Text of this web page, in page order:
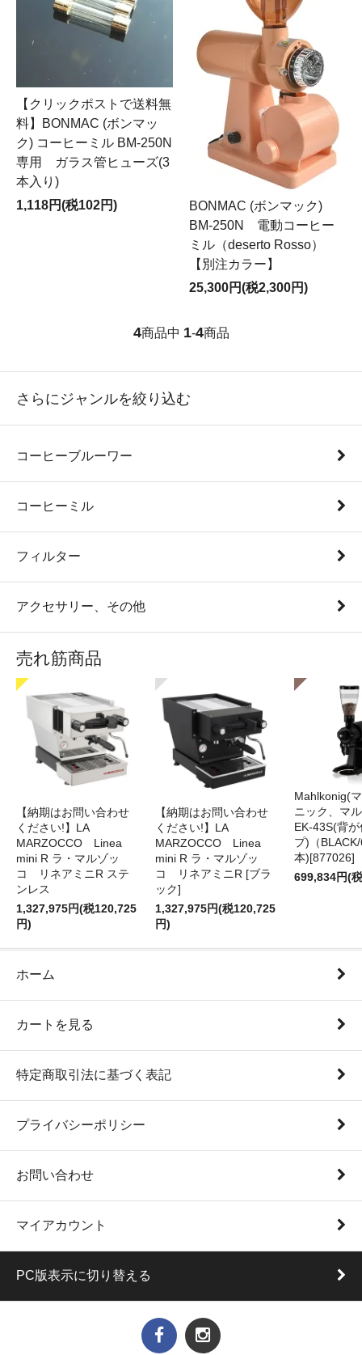
【クリックポストで送料無
料】BONMAC (ボンマッ
ク) コーヒーミル BM-250N
専用 ガラス管ヒューズ(3
本入り)
1,118円(税102円)
BONMAC (ボンマック)
BM-250N 電動コーヒー
ミル（deserto Rosso）
【別注カラー】
25,300円(税2,300円)
4商品中 1-4商品
さらにジャンルを絞り込む
コーヒーブルーワー
コーヒーミル
フィルター
アクセサリー、その他
売れ筋商品
【納期はお問い合わせ
ください!】LA
MARZOCCO Linea
mini R ラ・マルゾッ
コ リネアミニR ステ
ンレス
1,327,975円(税120,725
円)
【納期はお問い合わせ
ください!】LA
MARZOCCO Linea
mini R ラ・マルゾッ
コ リネアミニR [ブラ
ック]
1,327,975円(税120,725
円)
Mahlkonig(
ニック、マ
EK-43S(背
プ)（
本)[877026]
699,834円(
ホーム
カートを見る
特定商取引法に基づく表記
プライバシーポリシー
お問い合わせ
マイアカウント
PC版表示に切り替える